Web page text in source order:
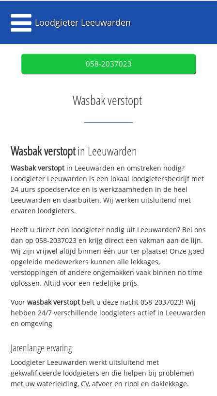
Loodgieter Leeuwarden
058-2037023
Wasbak verstopt
Wasbak verstoptin Leeuwarden
Wasbak verstoptin Leeuwarden en omstreken nodig?
Loodgieter Leeuwarden is een lokaal loodgietersbedrijf met
24 uurs spoedservice en is werkzaamheden in de heel
Leeuwarden en daarbuiten. Wij werken uitsluitend met
ervaren loodgieters.
Heeft u direct een loodgieter nodig uit Leeuwarden? Bel ons
dan op 058-2037023 en krijg direct een vakman aan de lijn.
Wij zijn vrijwel altijd binnen één uur ter plaatse! Onze goed
opgeleide medewerkers kunnen alle lekkages,
verstoppingen of andere ongemakken vaak binnen no time
oplossen. Altijd voor een redelijke prijs.
Voorwasbak verstoptbelt u deze nacht 058-2037023! Wij
hebben 24/7 verschillende loodgieters actief in Leeuwarden
en omgeving
Jarenlange ervaring
Loodgieter Leeuwarden werkt uitsluitend met
gekwalificeerde loodgieters en die helpen bij problemen
met uw waterleiding, CV, afvoer en riool en daklekkage.